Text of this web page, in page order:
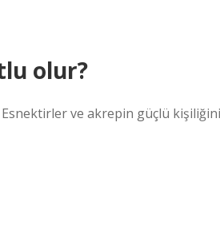
olur?
ve akrepin güçlü